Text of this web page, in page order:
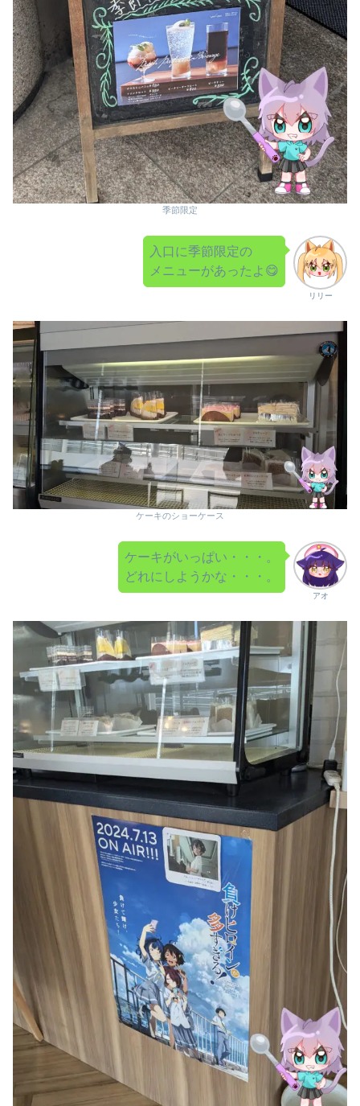
季節限定
リリー
入口に季節限定の
メニューがあったよ😋
ケーキのショーケース
アオ
ケーキがいっぱい・・・。
どれにしようかな・・・。